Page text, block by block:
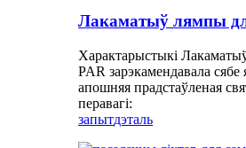
Лакаматыў лямпы
Характарыстыкі
PAR зарэкамендавала
апошняя прадстаўленая
перавагі:
запытдэталь